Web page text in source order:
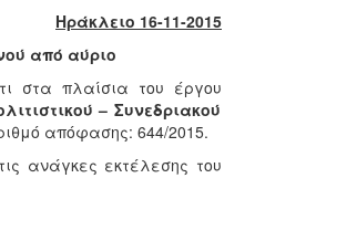
Ηράκλειο 16-11-2015
από αύριο
στα πλαίσια του έργου
– Συνεδριακού
απόφασης: 644/2015.
ανάγκες εκτέλεσης του